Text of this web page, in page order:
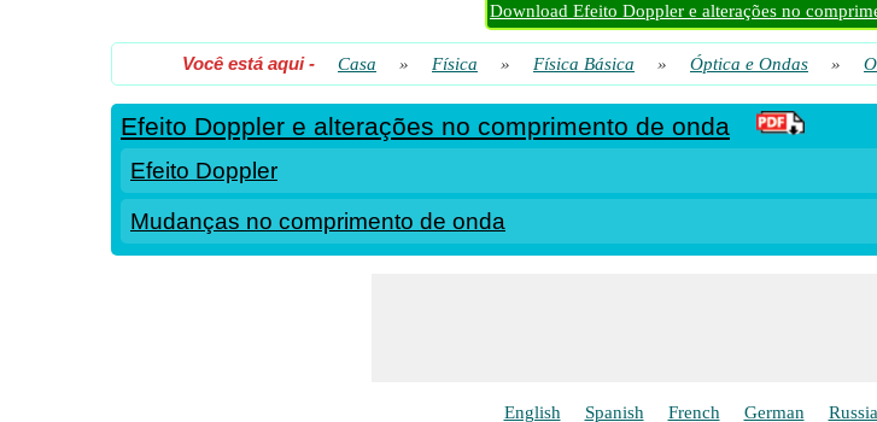
Download Efeito Doppler e alterações no
Você está aqui- Casa » Física » Física Básica » Óptica e Ondas »
Efeito Doppler e alterações no comprimento de onda
Efeito Doppler
Mudanças no comprimento de onda
English Spanish French German